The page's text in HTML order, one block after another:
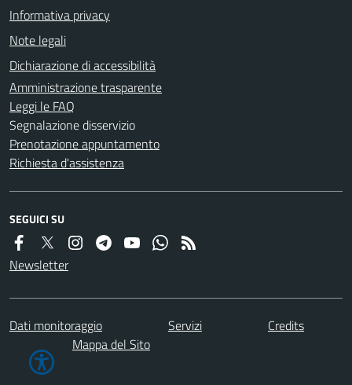
Informativa privacy
Note legali
Dichiarazione di accessibilità
Amministrazione trasparente
Leggi le FAQ
Segnalazione disservizio
Prenotazione appuntamento
Richiesta d'assistenza
SEGUICI SU
Newsletter
Dati monitoraggio Servizi
Credits
Mappa del Sito